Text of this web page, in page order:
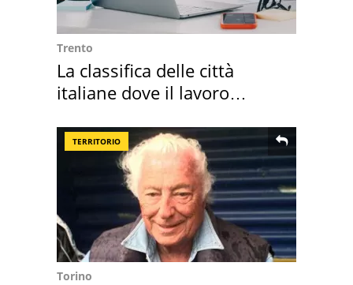
Trento
La classifica delle città
italiane dove il lavoro
TERRITORIO
Torino